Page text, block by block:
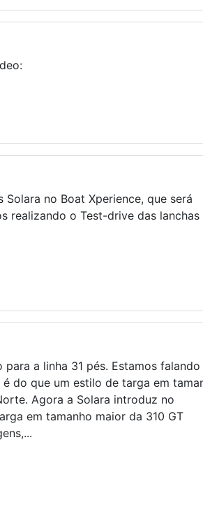
no Boat Xperience, que será
realizando o Test-drive das lanchas
a linha 31 pés. Estamos
é do que um estilo de targa em
Agora a Solara introduz no
em tamanho maior da 310 GT